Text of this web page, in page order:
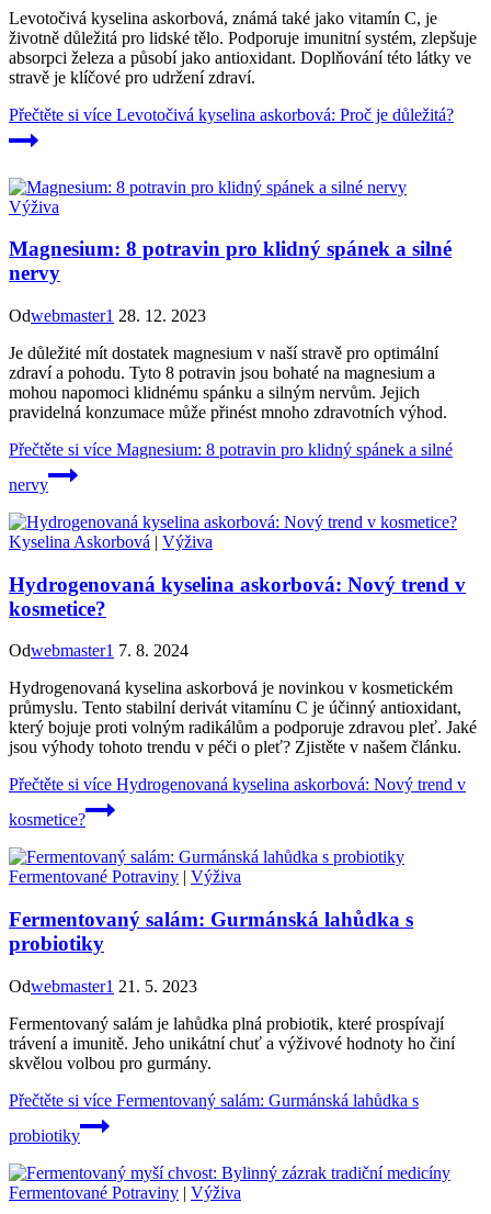
Levotočivá kyselina askorbová, známá také jako vitamín C, je
životně důležitá pro lidské tělo. Podporuje imunitní systém, zlepšuje
absorpci železa a působí jako antioxidant. Doplňování této látky ve
stravě je klíčové pro udržení zdraví.
Přečtěte si více Levotočivá kyselina askorbová: Proč je důležitá?
Výživa
Magnesium: 8 potravin pro klidný spánek a silné
nervy
Odwebmaster1 28. 12. 2023
Je důležité mít dostatek magnesium v naší stravě pro optimální
zdraví a pohodu. Tyto 8 potravin jsou bohaté na magnesium a
mohou napomoci klidnému spánku a silným nervům. Jejich
pravidelná konzumace může přinést mnoho zdravotních výhod.
Přečtěte si více Magnesium: 8 potravin pro klidný spánek a silné
nervy
Kyselina Askorbová | Výživa
Hydrogenovaná kyselina askorbová: Nový trend v
kosmetice?
Odwebmaster1 7. 8. 2024
Hydrogenovaná kyselina askorbová je novinkou v kosmetickém
průmyslu. Tento stabilní derivát vitamínu C je účinný antioxidant,
který bojuje proti volným radikálům a podporuje zdravou pleť. Jaké
jsou výhody tohoto trendu v péči o pleť? Zjistěte v našem článku.
Přečtěte si více Hydrogenovaná kyselina askorbová: Nový trend v
kosmetice?
Fermentované Potraviny | Výživa
Fermentovaný salám: Gurmánská lahůdka s
probiotiky
Odwebmaster1 21. 5. 2023
Fermentovaný salám je lahůdka plná probiotik, které prospívají
trávení a imunitě. Jeho unikátní chuť a výživové hodnoty ho činí
skvělou volbou pro gurmány.
Přečtěte si více Fermentovaný salám: Gurmánská lahůdka s
probiotiky
Fermentované Potraviny | Výživa